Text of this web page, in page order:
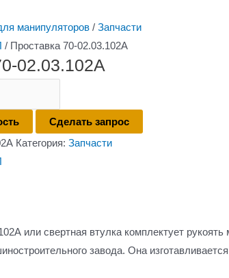
манипуляторов / Запчасти
/ Проставка 70-02.03.102А
02.03.102А
Сделать запрос
Категория: Запчасти
или свертная втулка комплектует
завода. Она